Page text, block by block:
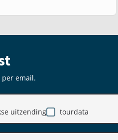
per email.
uitzending tourdata